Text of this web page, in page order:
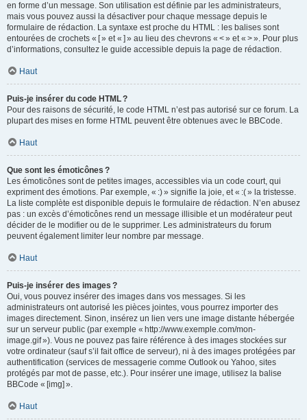
en forme d’un message. Son utilisation est définie par les administrateurs,
mais vous pouvez aussi la désactiver pour chaque message depuis le
formulaire de rédaction. La syntaxe est proche du HTML : les balises sont
entourées de crochets « [ » et « ] » au lieu des chevrons « < » et « > ». Pour plus
d’informations, consultez le guide accessible depuis la page de rédaction.
Haut
Puis-je insérer du code HTML ?
Pour des raisons de sécurité, le code HTML n’est pas autorisé sur ce forum. La
plupart des mises en forme HTML peuvent être obtenues avec le BBCode.
Haut
Que sont les émoticônes ?
Les émoticônes sont de petites images, accessibles via un code court, qui
expriment des émotions. Par exemple, « :) » signifie la joie, et « :( » la tristesse.
La liste complète est disponible depuis le formulaire de rédaction. N’en abusez
pas : un excès d’émoticônes rend un message illisible et un modérateur peut
décider de le modifier ou de le supprimer. Les administrateurs du forum
peuvent également limiter leur nombre par message.
Haut
Puis-je insérer des images ?
Oui, vous pouvez insérer des images dans vos messages. Si les
administrateurs ont autorisé les pièces jointes, vous pourrez importer des
images directement. Sinon, insérez un lien vers une image distante hébergée
sur un serveur public (par exemple « http://www.exemple.com/mon-
image.gif »). Vous ne pouvez pas faire référence à des images stockées sur
votre ordinateur (sauf s’il fait office de serveur), ni à des images protégées par
authentification (services de messagerie comme Outlook ou Yahoo, sites
protégés par mot de passe, etc.). Pour insérer une image, utilisez la balise
BBCode « [img] ».
Haut